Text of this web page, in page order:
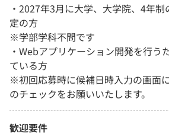
・2027年3月に大学、大学院、4年
定の方
※学部学科不問です
・Webアプリケーション開発を行う
ている方
※初回応募時に候補日時入力の画面
のチェックをお願いいたします。
歓迎要件